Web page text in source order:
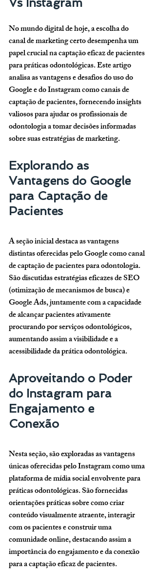
Vs Instagram
No mundo digital de hoje, a escolha do
canal de marketing certo desempenha um
papel crucial na captação eficaz de pacientes
para práticas odontológicas. Este artigo
analisa as vantagens e desafios do uso do
Google e do Instagram como canais de
captação de pacientes, fornecendo insights
valiosos para ajudar os profissionais de
odontologia a tomar decisões informadas
sobre suas estratégias de marketing.
Explorando as
Vantagens do Google
para Captação de
Pacientes
A seção inicial destaca as vantagens
distintas oferecidas pelo Google como canal
de captação de pacientes para odontologia.
São discutidas estratégias eficazes de SEO
(otimização de mecanismos de busca) e
Google Ads, juntamente com a capacidade
de alcançar pacientes ativamente
procurando por serviços odontológicos,
aumentando assim a visibilidade e a
acessibilidade da prática odontológica.
Aproveitando o Poder
do Instagram para
Engajamento e
Conexão
Nesta seção, são exploradas as vantagens
únicas oferecidas pelo Instagram como uma
plataforma de mídia social envolvente para
práticas odontológicas. São fornecidas
orientações práticas sobre como criar
conteúdo visualmente atraente, interagir
com os pacientes e construir uma
comunidade online, destacando assim a
importância do engajamento e da conexão
para a captação eficaz de pacientes.